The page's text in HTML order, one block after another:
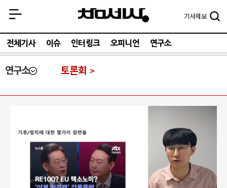
기사제보
전체기사 이슈 인터링크 오피니언 연구소
연구소 토론회